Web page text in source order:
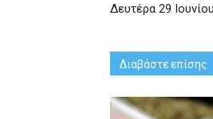
Δευτέρα 29 Ιουνίου
Διαβάστε επίσης